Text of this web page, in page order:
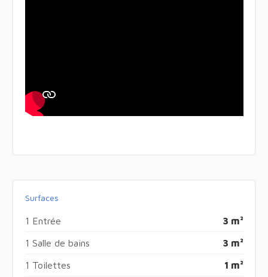
Surfaces
1 Entrée 3 m²
1 Salle de bains 3 m²
1 Toilettes 1 m²